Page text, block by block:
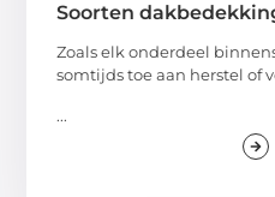
Soorten
Zoals elk onderdeel
somtijds toe aan herstel of
...